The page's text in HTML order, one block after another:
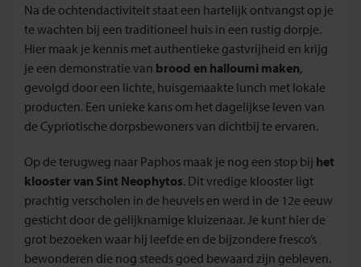
Na de ochtendactiviteit staat een hartelijk ontvangst op je
te wachten bij een traditioneel huis in een rustig dorpje.
Hier maak je kennis met authentieke gastvrijheid en krijg
je een demonstratie van brood en halloumi maken,
gevolgd door een lichte, huisgemaakte lunch met lokale
producten. Een unieke kans om het dagelijkse leven van
de Cypriotische dorpsbewoners van dichtbij te ervaren.
Op de terugweg naar Paphos maak je nog een stop bij het
klooster van Sint Neophytos. Dit vredige klooster ligt
prachtig verscholen in de heuvels en werd in de 12e eeuw
gesticht door de gelijknamige kluizenaar. Je kunt hier de
grot bezoeken waar hij leefde en de bijzondere fresco’s
bewonderen die nog steeds goed bewaard zijn gebleven.